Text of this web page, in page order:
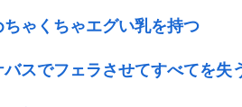
ちゃくちゃエグい乳を持つ
スでフェラさせてすべてを失